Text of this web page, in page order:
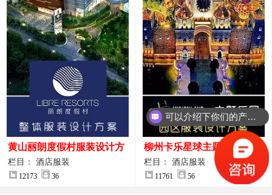
黄山丽朗度假村服装设计方
案
栏目： 酒店服装
12173 36
柳州卡乐星球主题乐园园区
服装设计方案
栏目： 酒店服装
11761 56
你们是怎么收费的呢？